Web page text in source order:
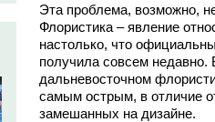
Эта проблема, возможно,
Флористика – явление
настолько, что
получила совсем недавно.
дальневосточном
самым острым, в отличие
замешанных на дизайне.